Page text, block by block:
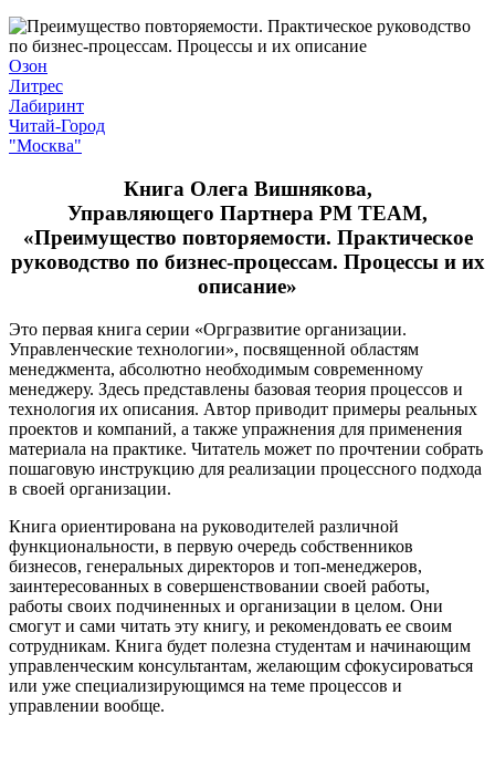
Озон
Литрес
Лабиринт
Читай-Город
"Москва"
Книга Олега Вишнякова,
Управляющего Партнера PM TEAM,
«Преимущество повторяемости. Практическое
руководство по бизнес-процессам. Процессы и их
описание»
Это первая книга серии «Оргразвитие организации.
Управленческие технологии», посвященной областям
менеджмента, абсолютно необходимым современному
менеджеру. Здесь представлены базовая теория процессов и
технология их описания. Автор приводит примеры реальных
проектов и компаний, а также упражнения для применения
материала на практике. Читатель может по прочтении собрать
пошаговую инструкцию для реализации процессного подхода
в своей организации.
Книга ориентирована на руководителей различной
функциональности, в первую очередь собственников
бизнесов, генеральных директоров и топ-менеджеров,
заинтересованных в совершенствовании своей работы,
работы своих подчиненных и организации в целом. Они
смогут и сами читать эту книгу, и рекомендовать ее своим
сотрудникам. Книга будет полезна студентам и начинающим
управленческим консультантам, желающим сфокусироваться
или уже специализирующимся на теме процессов и
управлении вообще.